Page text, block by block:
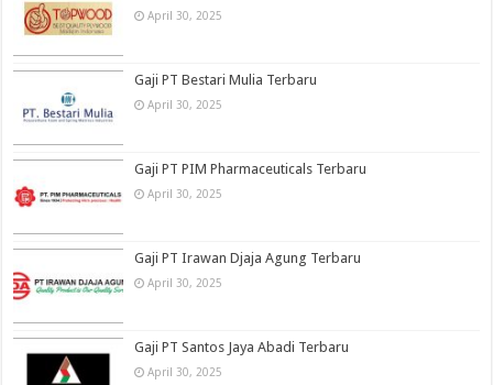
April 30, 2025
Gaji PT Bestari Mulia Terbaru
April 30, 2025
Gaji PT PIM Pharmaceuticals Terbaru
April 30, 2025
Gaji PT Irawan Djaja Agung Terbaru
April 30, 2025
Gaji PT Santos Jaya Abadi Terbaru
April 30, 2025